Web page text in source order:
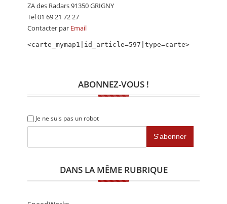
VIDEO
ANNUAIRES
ZA des Radars 91350 GRIGNY
Tel 01 69 21 72 27
Contacter par Email
<carte_mymap1|id_article=597|type=carte>
ABONNEZ-VOUS !
Je ne suis pas un robot
DANS LA MÊME RUBRIQUE